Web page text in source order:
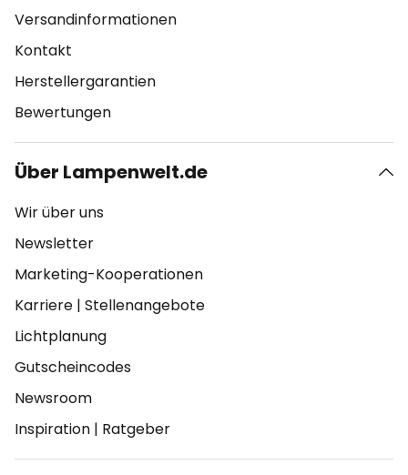
Versandinformationen
Kontakt
Herstellergarantien
Bewertungen
Über Lampenwelt.de
Wir über uns
Newsletter
Marketing-Kooperationen
Karriere | Stellenangebote
Lichtplanung
Gutscheincodes
Newsroom
Inspiration | Ratgeber